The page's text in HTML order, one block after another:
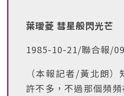
葉璦菱 彗星般閃光芒
1985-10-21/聯合報/
（本報記者/黃北朗
許不多，不過那個頻